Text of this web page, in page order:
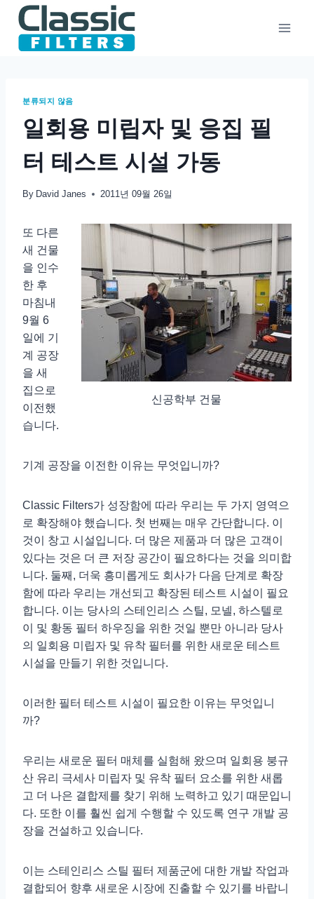
Skip
content
분류되지 않음
일회용 미립자 및 응집 필
터 테스트 시설 가동
By David Janes 2011년 09월 26일
신공학부 건물
또 다른
새 건물
을 인수
한 후
마침내
9월 6
일에 기
계 공장
을 새
집으로
이전했
습니다.
기계 공장을 이전한 이유는 무엇입니까?
Classic Filters가 성장함에 따라 우리는 두 가지 영역으
로 확장해야 했습니다. 첫 번째는 매우 간단합니다. 이
것이 창고 시설입니다. 더 많은 제품과 더 많은 고객이
있다는 것은 더 큰 저장 공간이 필요하다는 것을 의미합
니다. 둘째, 더욱 흥미롭게도 회사가 다음 단계로 확장
함에 따라 우리는 개선되고 확장된 테스트 시설이 필요
합니다. 이는 당사의 스테인리스 스틸, 모넬, 하스텔로
이 및 황동 필터 하우징을 위한 것일 뿐만 아니라 당사
의 일회용 미립자 및 유착 필터를 위한 새로운 테스트
시설을 만들기 위한 것입니다.
이러한 필터 테스트 시설이 필요한 이유는 무엇입니
까?
우리는 새로운 필터 매체를 실험해 왔으며 일회용 붕규
산 유리 극세사 미립자 및 유착 필터 요소를 위한 새롭
고 더 나은 결합제를 찾기 위해 노력하고 있기 때문입니
다. 또한 이를 훨씬 쉽게 수행할 수 있도록 연구 개발 공
장을 건설하고 있습니다.
이는 스테인리스 스틸 필터 제품군에 대한 개발 작업과
결합되어 향후 새로운 시장에 진출할 수 있기를 바랍니